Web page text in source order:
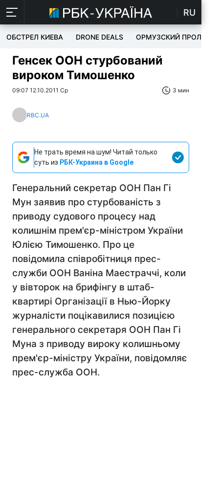
RU
ОБСТРЕЛ КИЕВА DRONE DEALS ОРМУЗСКИЙ ПРОЛИВ
Генсек ООН стурбований
вироком Тимошенко
09:07 12.10.2011 Ср 3 мин
RBC.UA
Не трать время на шум! Читай только
суть из РБК-Украина в Google
Генеральний секретар ООН Пан Гі
Мун заявив про стурбованість з
приводу судового процесу над
колишнім прем'єр-міністром України
Юлією Тимошенко. Про це
повідомила співробітниця прес-
служби ООН Ваніна Маестраччі, коли
у вівторок на брифінгу в штаб-
квартирі Організації в Нью-Йорку
журналісти поцікавилися позицією
генерального секретаря ООН Пан Гі
Муна з приводу вироку колишньому
прем'єр-міністру України, повідомляє
прес-служба ООН.